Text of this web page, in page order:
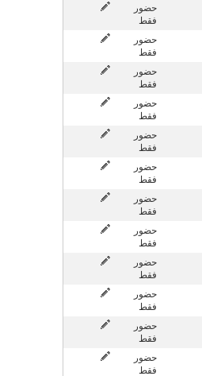
حضور
فقط
حضور
فقط
حضور
فقط
حضور
فقط
حضور
فقط
حضور
فقط
حضور
فقط
حضور
فقط
حضور
فقط
حضور
فقط
حضور
فقط
حضور
فقط